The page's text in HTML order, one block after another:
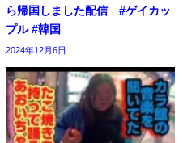
ら帰国しました配信 #ゲイカッ
プル #韓国
2024年12月6日